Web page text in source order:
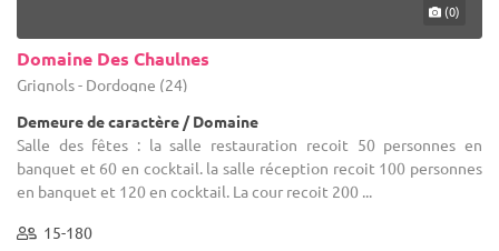
(0)
Domaine Des Chaulnes
Grignols - Dordogne (24)
Demeure de caractère / Domaine
Salle des fêtes : la salle restauration recoit 50 personnes en
banquet et 60 en cocktail. la salle réception recoit 100 personnes
en banquet et 120 en cocktail. La cour recoit 200 ...
15-180